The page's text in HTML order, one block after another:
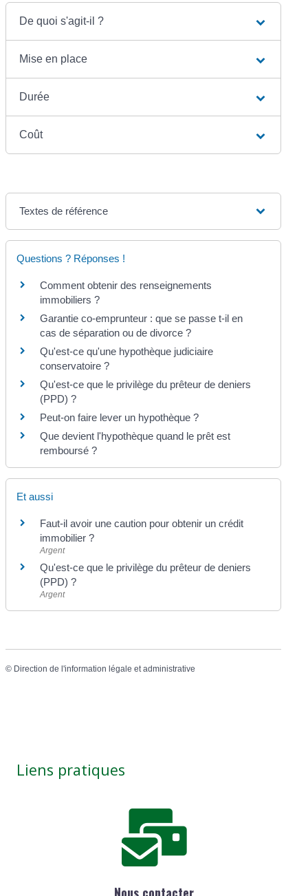
De quoi s'agit-il ?
Mise en place
Durée
Coût
Textes de référence
Questions ? Réponses !
Comment obtenir des renseignements
immobiliers ?
Garantie co-emprunteur : que se passe t-il en
cas de séparation ou de divorce ?
Qu'est-ce qu'une hypothèque judiciaire
conservatoire ?
Qu'est-ce que le privilège du prêteur de deniers
(PPD) ?
Peut-on faire lever un hypothèque ?
Que devient l'hypothèque quand le prêt est
remboursé ?
Et aussi
Faut-il avoir une caution pour obtenir un crédit
immobilier ?
Argent
Qu'est-ce que le privilège du prêteur de deniers
(PPD) ?
Argent
© Direction de l'information légale et administrative
Liens pratiques